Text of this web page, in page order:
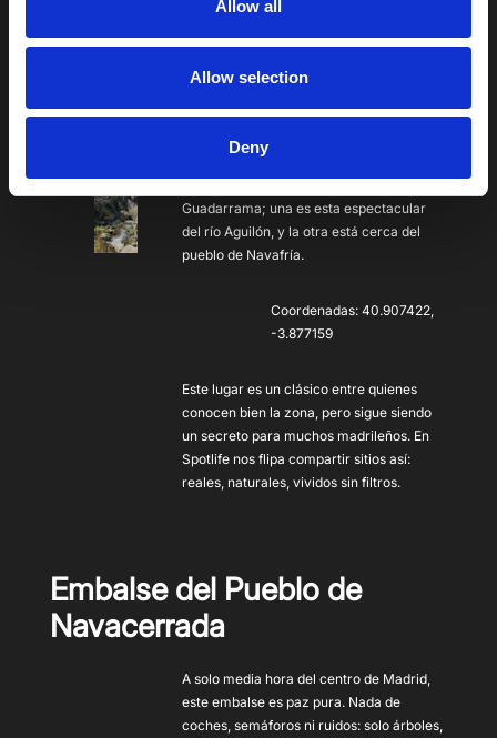
Allow all
Allow selection
Deny
Un plan de ruta entre pinos, con el sonido
las cascadas. Ideal para desconectar del
móvil, del ruido y de todo lo demás.Dato
curioso: solo hay dos cascadas de caída
Guadarrama; una es esta espectacular
del río Aguilón, y la otra está cerca del
pueblo de Navafría.
‍Coordenadas: 40.907422,
-3.877159
Este lugar es un clásico entre quienes
conocen bien la zona, pero sigue siendo
un secreto para muchos madrileños. En
Spotlife nos flipa compartir sitios así:
reales, naturales, vividos sin filtros.
Embalse del Pueblo de
Navacerrada
A solo media hora del centro de Madrid,
este embalse es paz pura. Nada de
coches, semáforos ni ruidos: solo árboles,